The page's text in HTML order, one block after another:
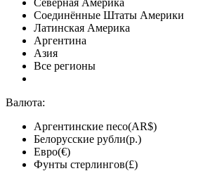
Северная Америка
Соединённые Штаты Америки
Латинская Америка
Аргентина
Азия
Все регионы
Валюта:
Аргентинские песо(AR$)
Белорусские рубли(р.)
Евро(€)
Фунты стерлингов(£)